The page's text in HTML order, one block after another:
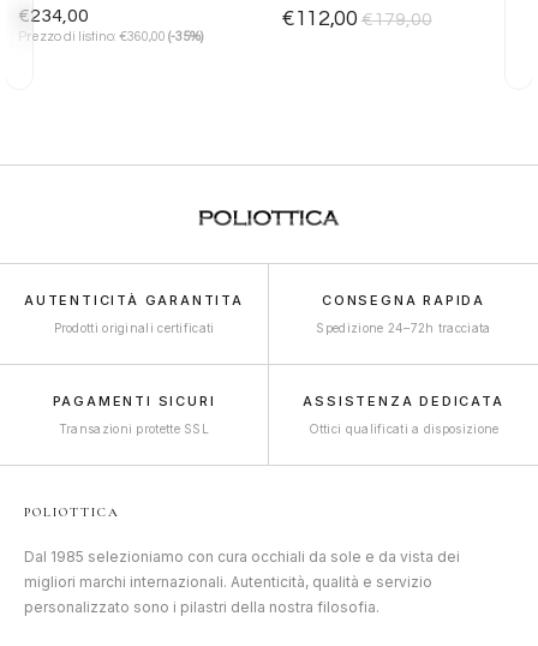
€234,00
Prezzo di listino: €360,00 (-35%)
€112,00 €179,00
AUTENTICITÀ GARANTITA
Prodotti originali certificati
CONSEGNA RAPIDA
Spedizione 24–72h tracciata
PAGAMENTI SICURI
Transazioni protette SSL
ASSISTENZA DEDICATA
Ottici qualificati a disposizione
POLIOTTICA
Dal 1985 selezioniamo con cura occhiali da sole e da vista dei
migliori marchi internazionali. Autenticità, qualità e servizio
personalizzato sono i pilastri della nostra filosofia.